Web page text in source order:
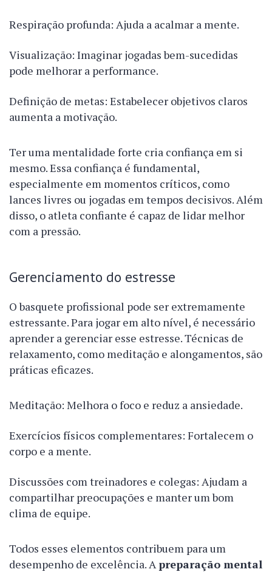
Respiração profunda: Ajuda a acalmar a mente.
Visualização: Imaginar jogadas bem-sucedidas
pode melhorar a performance.
Definição de metas: Estabelecer objetivos claros
aumenta a motivação.
Ter uma mentalidade forte cria confiança em si
mesmo. Essa confiança é fundamental,
especialmente em momentos críticos, como
lances livres ou jogadas em tempos decisivos. Além
disso, o atleta confiante é capaz de lidar melhor
com a pressão.
Gerenciamento do estresse
O basquete profissional pode ser extremamente
estressante. Para jogar em alto nível, é necessário
aprender a gerenciar esse estresse. Técnicas de
relaxamento, como meditação e alongamentos, são
práticas eficazes.
Meditação: Melhora o foco e reduz a ansiedade.
Exercícios físicos complementares: Fortalecem o
corpo e a mente.
Discussões com treinadores e colegas: Ajudam a
compartilhar preocupações e manter um bom
clima de equipe.
Todos esses elementos contribuem para um
desempenho de excelência. Apreparação mental